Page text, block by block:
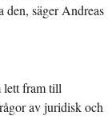
säger Andreas
lett fram till
av juridisk och